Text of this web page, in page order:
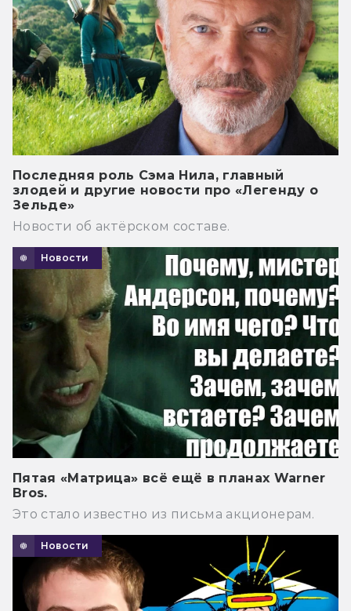
Последняя роль Сэма Нила, главный
злодей и другие новости про «Легенду о
Зельде»
Новости об актёрском составе.
Новости
Пятая «Матрица» всё ещё в планах Warner
Bros.
Это стало известно из письма акционерам.
Новости